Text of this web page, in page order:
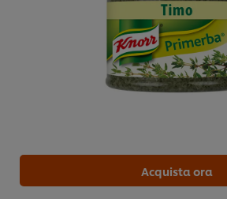
Acquista ora